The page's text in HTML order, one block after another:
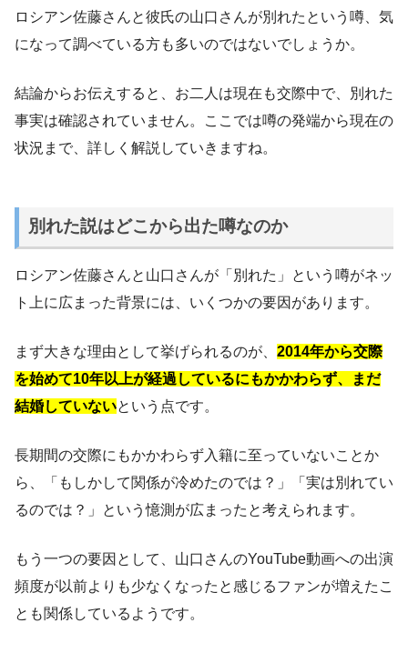
ロシアン佐藤さんと彼氏の山口さんが別れたという噂、気
になって調べている方も多いのではないでしょうか。
結論からお伝えすると、お二人は現在も交際中で、別れた
事実は確認されていません。ここでは噂の発端から現在の
状況まで、詳しく解説していきますね。
別れた説はどこから出た噂なのか
ロシアン佐藤さんと山口さんが「別れた」という噂がネッ
ト上に広まった背景には、いくつかの要因があります。
まず大きな理由として挙げられるのが、 2014年から交際
を始めて10年以上が経過しているにもかかわらず、まだ
結婚していないという点です。
長期間の交際にもかかわらず入籍に至っていないことか
ら、「もしかして関係が冷めたのでは？」「実は別れてい
るのでは？」という憶測が広まったと考えられます。
もう一つの要因として、山口さんのYouTube動画への出演
頻度が以前よりも少なくなったと感じるファンが増えたこ
とも関係しているようです。